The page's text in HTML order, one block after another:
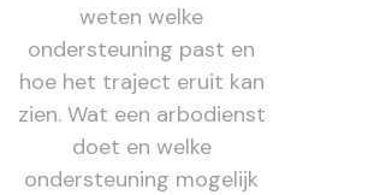
weten welke
ondersteuning past en
hoe het traject eruit kan
zien. Wat een arbodienst
doet en welke
ondersteuning mogelijk